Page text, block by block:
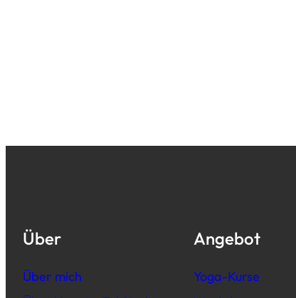
Über
Über mich
Angebot
Yoga-Kurse